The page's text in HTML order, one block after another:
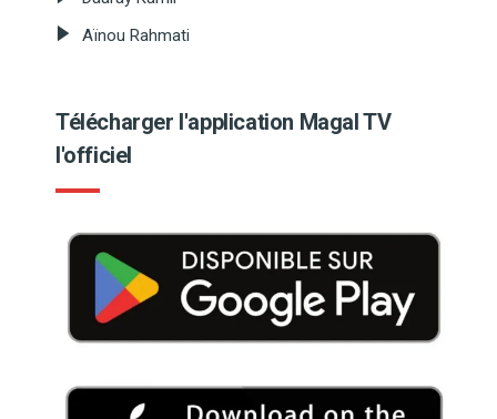
Aïnou Rahmati
Télécharger l'application Magal TV
l'officiel